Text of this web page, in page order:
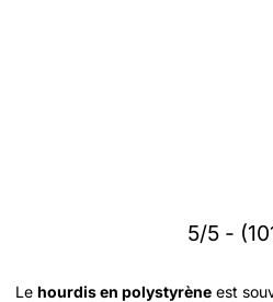
5/5 -
Le hourdis en polystyrène est